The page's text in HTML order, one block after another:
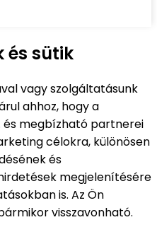
és sütik
vagy szolgáltatásunk
ahhoz, hogy a
és megbízható partnerei
célokra, különösen
és
megjelenítésére
is. Az Ön
visszavonható.